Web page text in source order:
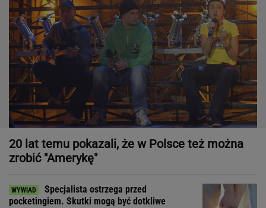
20 lat temu pokazali, że w Polsce też można
zrobić "Amerykę"
Specjalista ostrzega przed
pocketingiem. Skutki mogą być dotkliwe